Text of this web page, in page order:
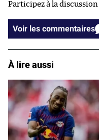
Participez à la discussion
Voir les commentaires
À lire aussi